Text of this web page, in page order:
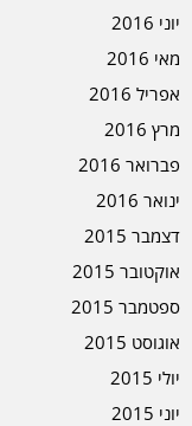
יוני 2016
מאי 2016
אפריל 2016
מרץ 2016
פברואר 2016
ינואר 2016
דצמבר 2015
אוקטובר 2015
ספטמבר 2015
אוגוסט 2015
יולי 2015
יוני 2015